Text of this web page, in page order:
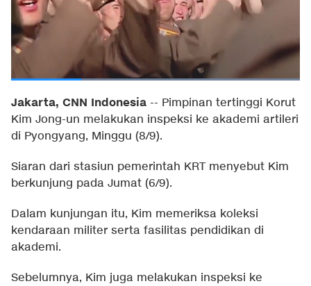
Jakarta, CNN Indonesia -- Pimpinan tertinggi Korut
Kim Jong-un melakukan inspeksi ke akademi artileri
di Pyongyang, Minggu (8/9).
Siaran dari stasiun pemerintah KRT menyebut Kim
berkunjung pada Jumat (6/9).
Dalam kunjungan itu, Kim memeriksa koleksi
kendaraan militer serta fasilitas pendidikan di
akademi.
Sebelumnya, Kim juga melakukan inspeksi ke